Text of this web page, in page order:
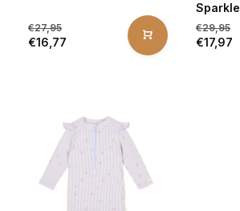
€27,95
€16,77
Sparkle
€29,95
€17,97